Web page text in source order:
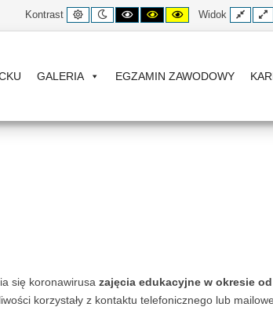
Kontrast
Kontrast
domyślny
Tryb
nocny
Kontrast
czarno-
biały
Ustaw
kontrast
czarno-
Kontrast
żółto-
czarny
Widok
Fixed
layout
GALERIA EGZAMIN ZAWODOWY
się koronawirusa zajęcia edukacyjne w okresie
korzystały z kontaktu telefonicznego lub